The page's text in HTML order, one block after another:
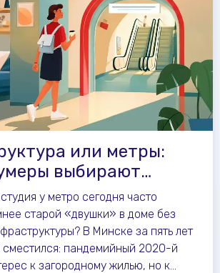
или метры:
выбирают
у метро сегодня часто
старой «двушки» в доме без
В Минске за пять лет
сместился: пандемийный 2020-й
к загородному жилью, но к